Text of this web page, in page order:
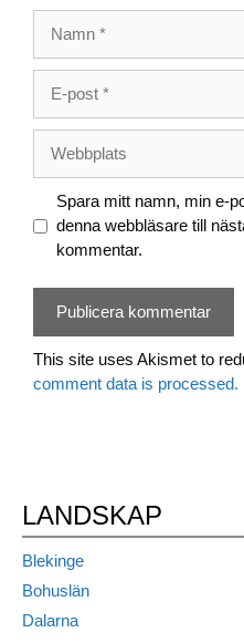
post
Spara mitt namn, min e-
denna webbläsare till
kommentar.
This site uses Akismet to
comment data is processed.
LANDSKAP
Blekinge
Bohuslän
Dalarna